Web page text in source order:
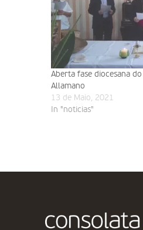
Aberta fase diocesana
Allamano
13 de Maio, 2021
In "noticias"